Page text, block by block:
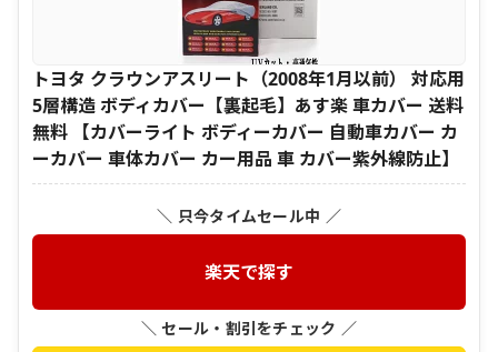
トヨタ クラウンアスリート（2008年1月以前） 対応用
5層構造 ボディカバー【裏起毛】あす楽 車カバー 送料
無料 【カバーライト ボディーカバー 自動車カバー カ
ーカバー 車体カバー カー用品 車 カバー紫外線防止】
＼ 只今タイムセール中 ／
楽天で探す
＼ セール・割引をチェック ／